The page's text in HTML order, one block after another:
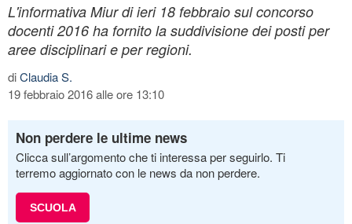
L'informativa Miur di ieri 18 febbraio sul concorso
docenti 2016 ha fornito la suddivisione dei posti per
aree disciplinari e per regioni.
diClaudia S.
19 febbraio 2016 alle ore 13:10
Non perdere le ultime news
Clicca sull’argomento che ti interessa per seguirlo. Ti
terremo aggiornato con le news da non perdere.
SCUOLA